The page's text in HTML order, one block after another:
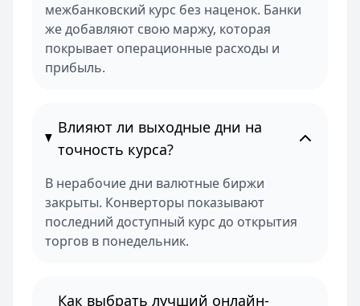
межбанковский курс без наценок. Банки
же добавляют свою маржу, которая
покрывает операционные расходы и
прибыль.
Влияют ли выходные дни на
точность курса?
В нерабочие дни валютные биржи
закрыты. Конверторы показывают
последний доступный курс до открытия
торгов в понедельник.
Как выбрать лучший онлайн-